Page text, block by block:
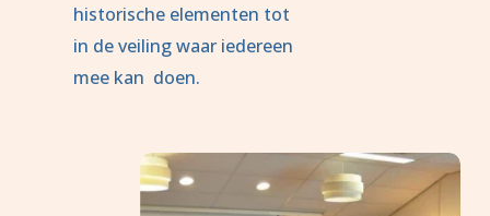
historische elementen tot
in de veiling waar iedereen
mee kan  doen.